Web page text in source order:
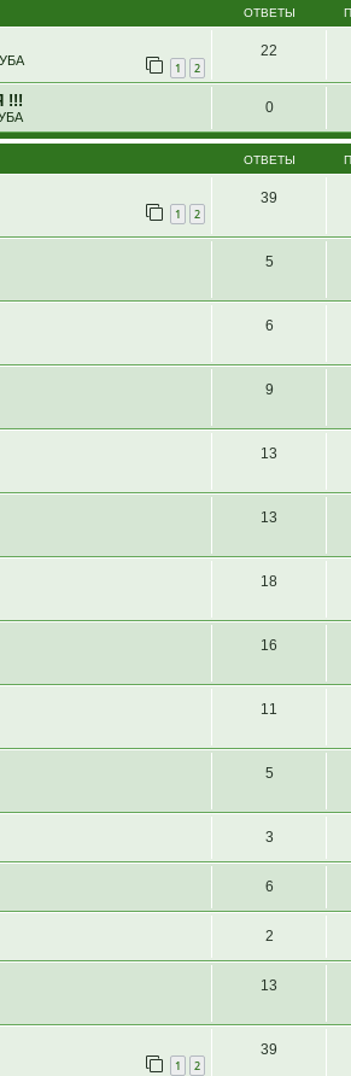
ОТВЕТЫ
1 2
22
!!! 0
ОТВЕТЫ
1 2
39
5
6
9
13
13
18
16
11
5
3
6
2
13
1 2
39